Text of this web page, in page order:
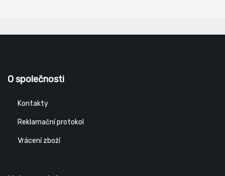
O společnosti
Kontakty
Reklamační protokol
Vrácení zboží